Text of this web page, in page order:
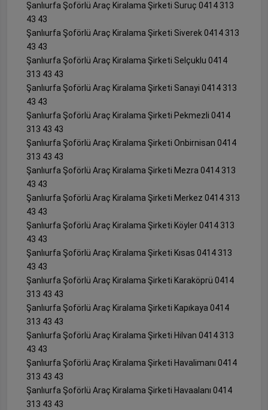
Şanlıurfa Şoförlü Araç Kiralama Şirketi Suruç 0414 313
43 43
Şanlıurfa Şoförlü Araç Kiralama Şirketi Siverek 0414 313
43 43
Şanlıurfa Şoförlü Araç Kiralama Şirketi Selçuklu 0414
313 43 43
Şanlıurfa Şoförlü Araç Kiralama Şirketi Sanayi 0414 313
43 43
Şanlıurfa Şoförlü Araç Kiralama Şirketi Pekmezli 0414
313 43 43
Şanlıurfa Şoförlü Araç Kiralama Şirketi Onbirnisan 0414
313 43 43
Şanlıurfa Şoförlü Araç Kiralama Şirketi Mezra 0414 313
43 43
Şanlıurfa Şoförlü Araç Kiralama Şirketi Merkez 0414 313
43 43
Şanlıurfa Şoförlü Araç Kiralama Şirketi Köyler 0414 313
43 43
Şanlıurfa Şoförlü Araç Kiralama Şirketi Kısas 0414 313
43 43
Şanlıurfa Şoförlü Araç Kiralama Şirketi Karaköprü 0414
313 43 43
Şanlıurfa Şoförlü Araç Kiralama Şirketi Kapıkaya 0414
313 43 43
Şanlıurfa Şoförlü Araç Kiralama Şirketi Hilvan 0414 313
43 43
Şanlıurfa Şoförlü Araç Kiralama Şirketi Havalimanı 0414
313 43 43
Şanlıurfa Şoförlü Araç Kiralama Şirketi Havaalanı 0414
313 43 43